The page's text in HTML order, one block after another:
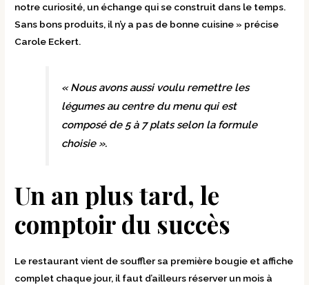
notre curiosité, un échange qui se construit dans le temps.
Sans bons produits, il n’y a pas de bonne cuisine » précise
Carole Eckert.
« Nous avons aussi voulu remettre les
légumes au centre du menu qui est
composé de 5 à 7 plats selon la formule
choisie ».
Un an plus tard, le
comptoir du succès
Le restaurant vient de souffler sa première bougie et affiche
complet chaque jour, il faut d’ailleurs réserver un mois à